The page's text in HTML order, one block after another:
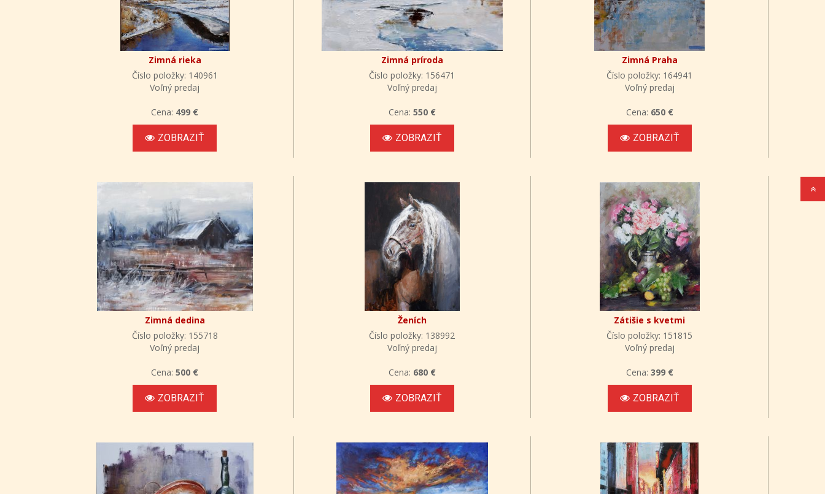
Zimná rieka
Číslo položky: 140961
Voľný predaj
Cena: 499 €
ZOBRAZIŤ
Zimná príroda
Číslo položky: 156471
Voľný predaj
Cena: 550 €
ZOBRAZIŤ
Zimná Praha
Číslo položky: 164941
Voľný predaj
Cena: 650 €
ZOBRAZIŤ
Zimná dedina
Číslo položky: 155718
Voľný predaj
Cena:500 €
ZOBRAZIŤ
Ženích
Číslo položky: 138992
Voľný predaj
Cena: 680 €
ZOBRAZIŤ
Zátišie s kvetmi
Číslo položky: 151815
Voľný predaj
Cena: 399 €
ZOBRAZIŤ